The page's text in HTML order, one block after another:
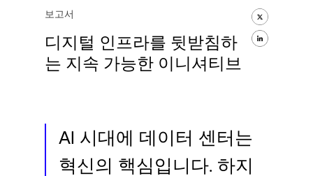
전문성 및 리소스
Language
보고서
디지털 인프라를 뒷받침하
는 지속 가능한 이니셔티브
AI 시대에 데이터 센터는
혁신의 핵심입니다. 하지